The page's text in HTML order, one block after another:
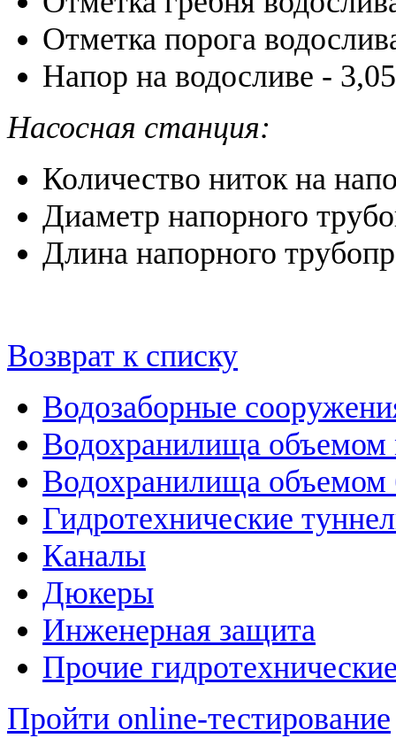
Отметка порога
Напор на водосливе -
Насосная станция:
Количество ниток на
Диаметр напорного
Длина напорного
Возврат к списку
Водозаборные
Водохранилища
Водохранилища объемом
Гидротехнические
Каналы
Дюкеры
Инженерная защита
Прочие
Пройти online-тестирование